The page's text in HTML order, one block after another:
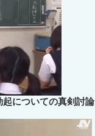
についての真剣討論